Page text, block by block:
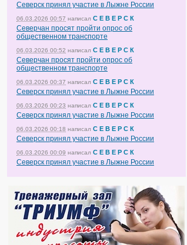
Северск принял участие в Лыжне России
06.03.2026 00:57 написал С Е В Е Р С К
Северчан просят пройти опрос об
общественном транспорте
06.03.2026 00:52 написал С Е В Е Р С К
Северчан просят пройти опрос об
общественном транспорте
06.03.2026 00:37 написал С Е В Е Р С К
Северск принял участие в Лыжне России
06.03.2026 00:23 написал С Е В Е Р С К
Северск принял участие в Лыжне России
06.03.2026 00:18 написал С Е В Е Р С К
Северск принял участие в Лыжне России
06.03.2026 00:09 написал С Е В Е Р С К
Северск принял участие в Лыжне России